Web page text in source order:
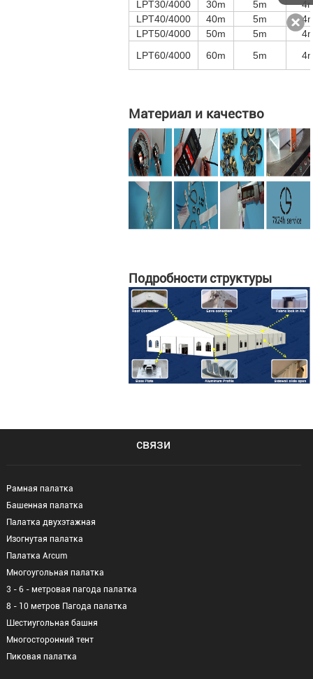
LPT30/4000
30m 5m
LPT40/4000
40m 5m
LPT50/4000
50m 5m
LPT60/4000
60m 5m
Материал и качество
Подробности структуры
связи
Рамная палатка
Башенная палатка
Палатка двухэтажная
Изогнутая палатка
Палатка Arcum
Многоугольная палатка
3 - 6 - метровая пагода палатка
8 - 10 метров Пагода палатка
Шестиугольная башня
Многосторонний тент
Пиковая палатка